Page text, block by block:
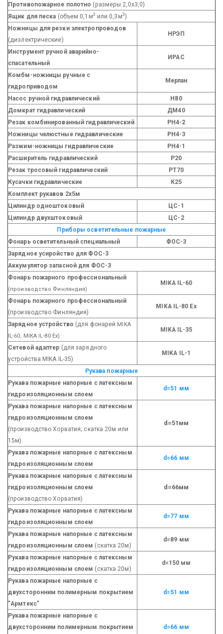
Противопожарное полотно (размеры 2,0х3,0)
Ящик для песка (объем 0,1м3 или 0,3м3)
Ножницы для резки электропроводов
(диэлектрические)
НРЭП
Инструмент ручной аварийно-
спасательный
ИРАС
Комбм-ножницы ручные с
гидроприводом
Мерлан
Насос ручной гидравлический
Н80
Домкрат гидравлический
ДМ40
Резак комбинированный гидравлический
РН4-2
Ножницы челюстные гидравлические
РН4-3
Разжим-ножницы гидравлические
РН4-1
Расширитель гидравлический
Р20
Резак тросовый гидравлический
РТ70
Кусачки гидравлические
К25
Комплект рукавов 2х5м
Цилиндр одноштоковый
ЦС-1
Цилиндр двухштоковый
ЦС-2
Приборы осветительные пожарные
Фонарь осветительный специальный
ФОС-3
Зарядное усиройство для ФОС-3
Аккумулятор запасной для ФОС-3
Фонарь пожарного профессиональный
(производство Финляндия)
MIKA IL-60
Фонарь пожарного профессиональный
(производство Финляндия)
MIKA IL-80 Ex
Зарядное устройство (для фонарей MIKA
IL-60, MIKA IL-80 Ex)
MIKA IL-35
Сетевой адаптер (для зарядного
устройства MIKA IL-35)
MIKA IL-1
Рукава пожарные
Рукава пожарные напорные с латексным
гидроизоляционным слоем
d=51 мм
Рукава пожарные напорные с латексным
гидроизоляционным слоем
(производство Хорватия; скатка 20м или
15м)
d=51мм
Рукава пожарные напорные с латексным
гидроизоляционным слоем
d=66 мм
Рукава пожарные напорные с латексным
гидроизоляционным слоем
(производство Хорватия)
d=66мм
Рукава пожарные напорные с латексным
гидроизоляционным слоем
d=77 мм
Рукава пожарные напорные с латексным
гидроизоляционным слоем (скатка 20м)
d=89 мм
Рукава пожарные напорные с латексным
гидроизоляционным слоем (скатка 20м)
d=150 мм
Рукава пожарные напорные с
двухсторонним полимерным покрытием
"Армтекс"
d=51 мм
Рукава пожарные напорные с
двухсторонним полимерным покрытием
d=66 мм